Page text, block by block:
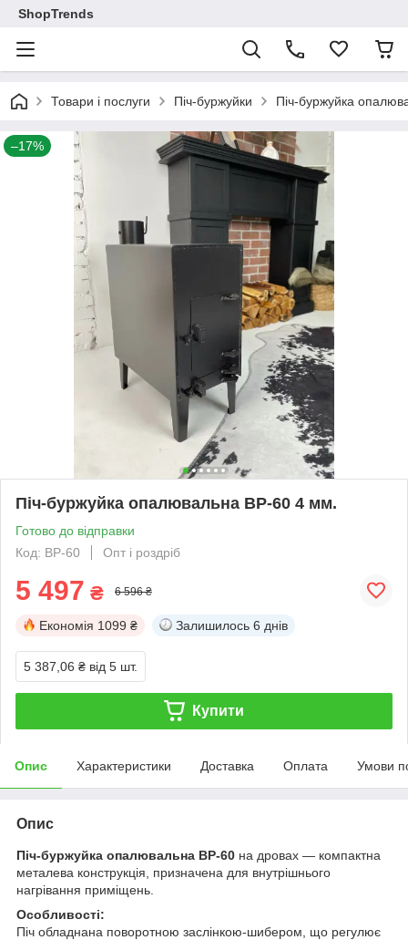
ShopTrends
Товари і послуги Піч-буржуйки Піч-буржуйка
–17%
Піч-буржуйка опалювальна BP-60 4 мм.
Готово до відправки
Код: BP-60
Опт і роздріб
5 497 ₴ 6 596 ₴
Економія 1099 ₴ Залишилось 6 днів
5 387,06 ₴ від 5 шт.
Купити
Опис Характеристики Доставка Оплата Умови
Опис
Піч-буржуйка опалювальна BP-60 на дровах — компактна
металева конструкція, призначена для внутрішнього
нагрівання приміщень.
Особливості:
Піч обладнана поворотною заслінкою-шибером, що регулює